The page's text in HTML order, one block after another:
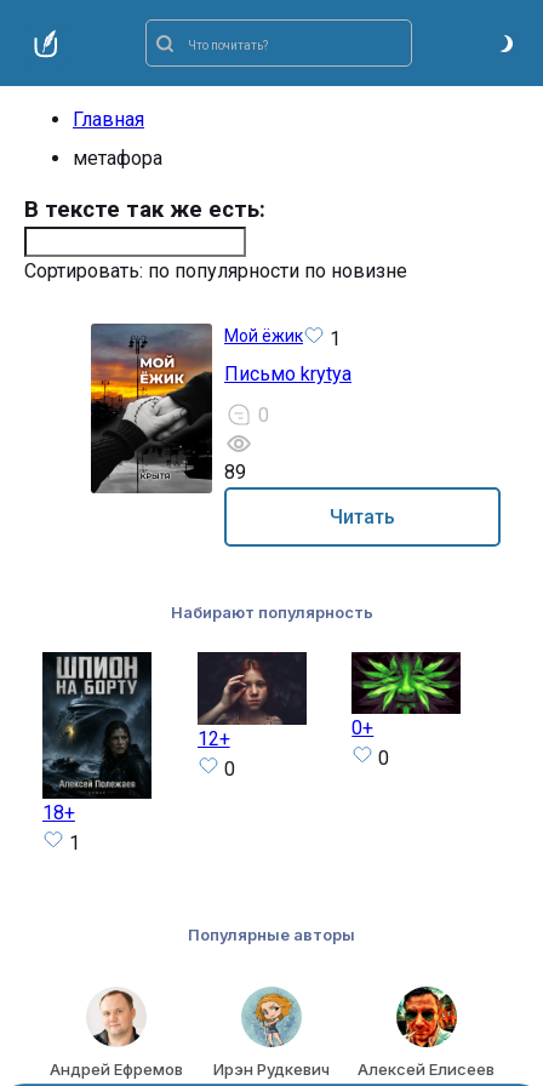
Главная
метафора
В тексте так же есть:
Сортировать: по популярности по новизне
Мой ёжик
1
Письмо krytya
0
89
Читать
Набирают популярность
18+
1
12+
0
0+
0
Популярные авторы
Андрей Ефремов Ирэн Рудкевич Алексей Елисеев